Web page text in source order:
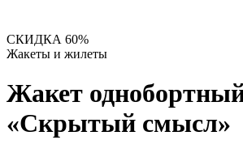
СКИДКА 60%
Жакеты и жилеты
Жакет
«Скрытый смысл»